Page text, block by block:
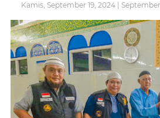
Kamis, September 19, 2024 | September